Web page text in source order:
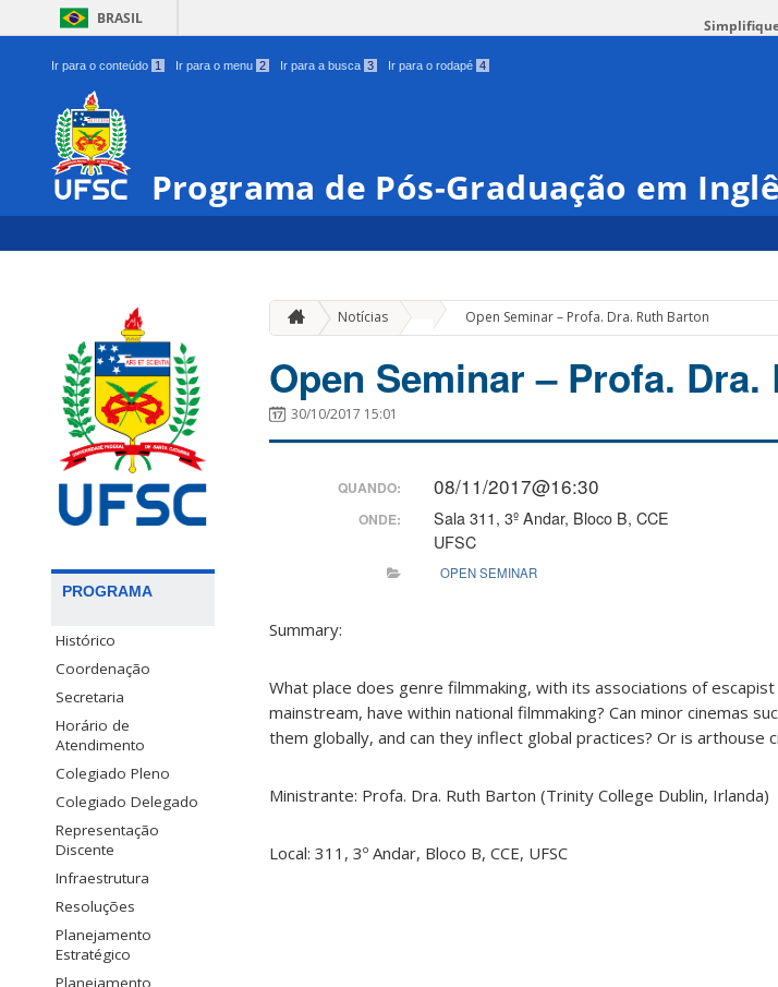
BRASIL
Ir para o conteúdo 1 Ir para o menu 2 Ir para a busca 3 Ir para o rodapé 4
Programa de Pós-Graduação em
PROGRAMA
Histórico
Coordenação
Secretaria
Horário de
Atendimento
Colegiado Pleno
Colegiado Delegado
Representação
Discente
Infraestrutura
Resoluções
Planejamento
Estratégico
Planejamento
Notícias Open Seminar – Profa. Dra. Ruth Barton
Open Seminar – Profa.
30/10/2017 15:01
QUANDO: 08/11/2017@16:30
ONDE:
Sala 311, 3º Andar, Bloco B, CCE
UFSC
OPEN SEMINAR
Summary:
What place does genre filmmaking, with its associations of
mainstream, have within national filmmaking? Can minor cinemas
them globally, and can they inflect global practices? Or is arthouse
Ministrante: Profa. Dra. Ruth Barton (Trinity College Dublin, Irlanda)
Local: 311, 3º Andar, Bloco B, CCE, UFSC